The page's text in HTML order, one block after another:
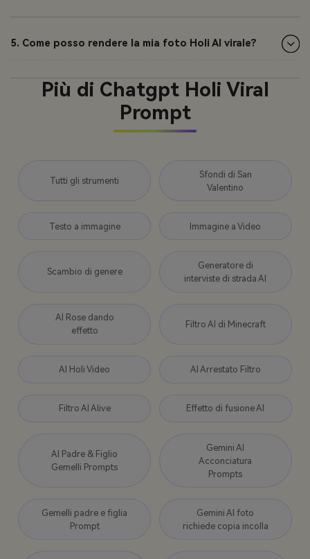
5. Come posso rendere la mia foto Holi AI virale?
Più di Chatgpt Holi Viral
Prompt
Tutti gli strumenti
Sfondi di San
Valentino
Testo a immagine Immagine a Video
Scambio di genere
Generatore di
interviste di strada AI
AI Rose dando
effetto
Filtro AI di Minecraft
AI Holi Video AI Arrestato Filtro
Filtro AI Alive Effetto di fusione AI
AI Padre & Figlio
Gemelli Prompts
Gemini AI
Acconciatura
Prompts
Gemelli padre e figlia
Prompt
Gemini AI foto
richiede copia incolla